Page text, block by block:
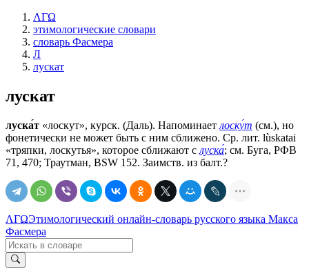
ΛΓΩ
этимологические словари
словарь Фасмера
Л
лускат
лускат
луска́т «лоскут», курск. (Даль). Напоминает лоску́т (см.), но
фонетически не может быть с ним сближено. Ср. лит. lùskatai
«тряпки, лоскутья», которое сближают с луска́; см. Буга, РФВ
71, 470; Траутман, ВSW 152. Заимств. из балт.?
ΛΓΩЭтимологический онлайн-словарь русского языка Макса
Фасмера